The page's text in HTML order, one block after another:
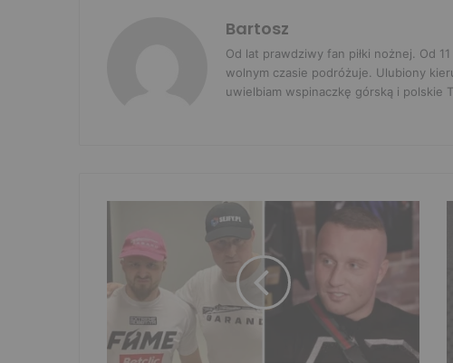
Bartosz
Od lat prawdziwy fan piłki nożnej. Od
wolnym czasie podróżuje. Ulubiony
uwielbiam wspinaczkę górską i polskie